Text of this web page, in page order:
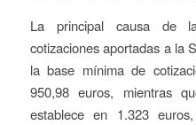
La principal causa de
cotizaciones aportadas a la
la base mínima de
950,98 euros, mientras
establece en 1.323